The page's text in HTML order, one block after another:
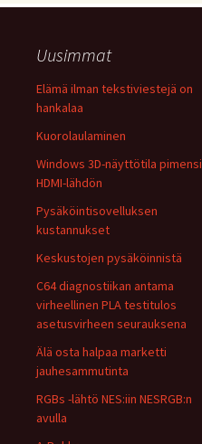
Uusimmat
Elämä ilman tekstiviestejä on
hankalaa
Kuorolaulaminen
Windows 3D-näyttötila pimensi
HDMI-lähdön
Pysäköintisovelluksen
kustannukset
Keskustojen pysäköinnistä
C64 diagnostiikan antama
virheellinen PLA testitulos
asetusvirheen seurauksena
Älä osta halpaa marketti
jauhesammutinta
RGBs -lähtö NES:iin NESRGB:n
avulla